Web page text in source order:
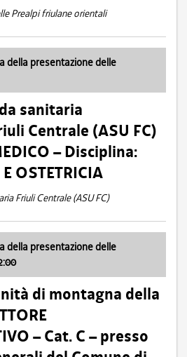
Prealpi friulane orientali
della presentazione delle
sanitaria
Centrale (ASU FC)
– Disciplina:
OSTETRICIA
Friuli Centrale (ASU FC)
della presentazione delle
di montagna della
– Cat. C – presso